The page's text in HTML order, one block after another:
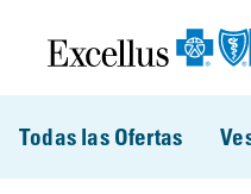
Todas las Ofertas